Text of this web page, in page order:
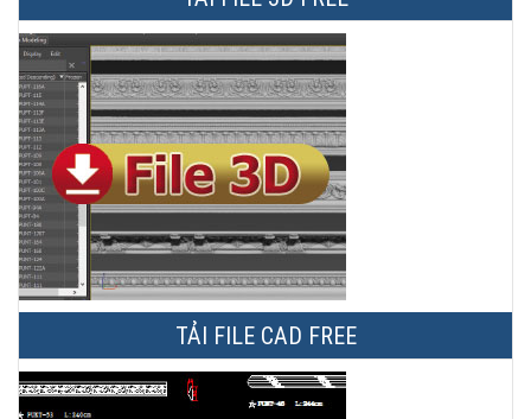
TẢI FILE CAD FREE